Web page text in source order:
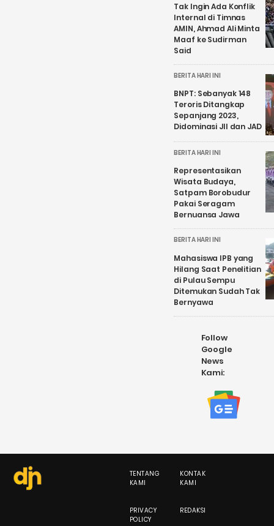
Tak Ingin Ada Konflik
Internal di Timnas
AMIN, Ahmad Ali Minta
Maaf ke Sudirman
Said
BERITA HARI INI
BNPT: Sebanyak 148
Teroris Ditangkap
Sepanjang 2023,
Didominasi JII dan JAD
BERITA HARI INI
Representasikan
Wisata Budaya,
Satpam Borobudur
Pakai Seragam
Bernuansa Jawa
BERITA HARI INI
Mahasiswa IPB yang
Hilang Saat Penelitian
di Pulau Sempu
Ditemukan Sudah Tak
Bernyawa
Follow
Google
News
Kami:
TENTANG
KAMI
KONTAK
KAMI
PRIVACY
POLICY
REDAKSI